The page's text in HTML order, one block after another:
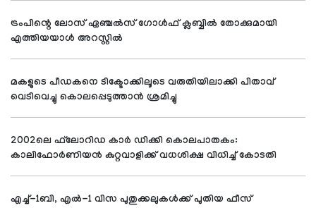
ട്രംപിന്റെ ലോസ് ഏഞ്ചല്‍സ് ഗോള്‍ഫ് ക്ലബ്ബില്‍ തോക്കുമായി
എത്തിയയാള്‍ അറസ്റ്റില്‍
മകളുടെ പീഡകനെ ടിക്ടോക്കിലൂടെ വരുതിയിലാക്കി പിതാവ്
വെടിവെച്ചു കൊലപ്പെടുത്താന്‍ ശ്രമിച്ചു
2002ലെ ഫ്‌ലോറിഡ കാര്‍ ഡിക്കി കൊലപാതകം:
കാലിഫോര്‍ണിയന്‍ കുറ്റവാളിക്ക് വധശിക്ഷ വിധിച്ച് കോടതി
എച്ച്-1ബി, എല്‍-1 വിസ പുതുക്കലുകള്‍ക്ക് പുതിയ ഫീസ്